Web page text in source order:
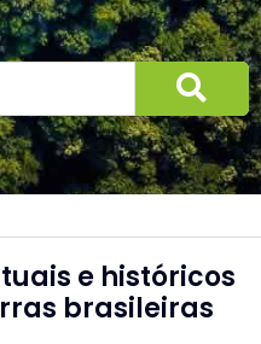
e históricos
brasileiras